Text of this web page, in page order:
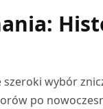
szeroki wybór
po